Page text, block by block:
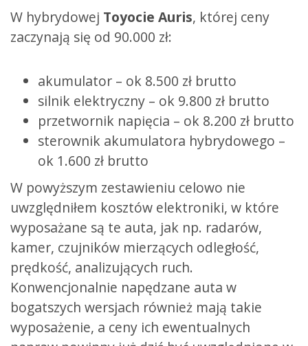
W hybrydowej Toyocie Auris, której ceny
zaczynają się od 90.000 zł:
akumulator – ok 8.500 zł brutto
silnik elektryczny – ok 9.800 zł brutto
przetwornik napięcia – ok 8.200 zł brutto
sterownik akumulatora hybrydowego –
ok 1.600 zł brutto
W powyższym zestawieniu celowo nie
uwzględniłem kosztów elektroniki, w które
wyposażane są te auta, jak np. radarów,
kamer, czujników mierzących odległość,
prędkość, analizujących ruch.
Konwencjonalnie napędzane auta w
bogatszych wersjach również mają takie
wyposażenie, a ceny ich ewentualnych